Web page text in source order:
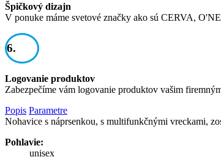
Špičkový dizajn
V ponuke máme svetové značky ako sú CERVA,
6.
Logovanie produktov
Zabezpečíme vám logovanie produktov vašim
Popis Parametre
Nohavice s náprsenkou, s multifunkčnými vreckami,
Pohlavie:
unisex